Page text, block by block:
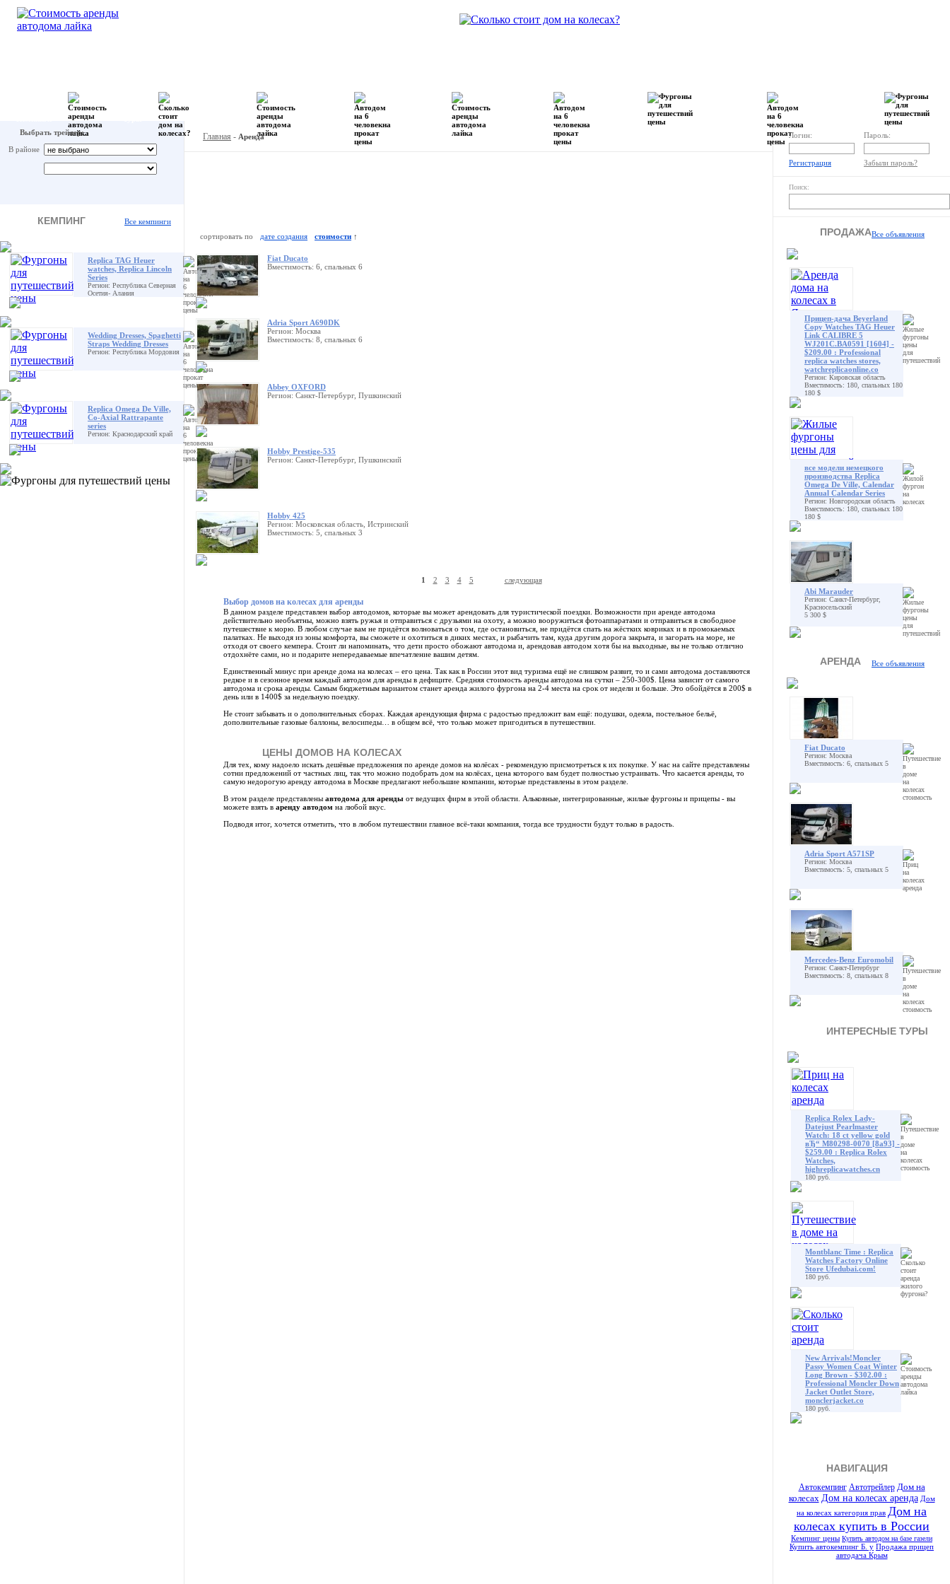
Выбрать трейлер:
В районе
КЕМПИНГ Все кемпинги
Replica TAG Heuer
watches, Replica Lincoln
Series
Регион: Республика Северная
Осетия- Алания
Wedding Dresses, Spaghetti
Straps Wedding Dresses
Регион: Республика Мордовия
Replica Omega De Ville,
Co-Axial Rattrapante
series
Регион: Краснодарский край
Главная - Аренда
сортировать по дате создания стоимости ↑
Fiat Ducato
Вместимость: 6, спальных 6
Adria Sport A690DK
Регион: Москва
Вместимость: 8, спальных 6
Abbey OXFORD
Регион: Санкт-Петербург, Пушкинский
Hobby Prestige-535
Регион: Санкт-Петербург, Пушкинский
Hobby 425
Регион: Московская область, Истринский
Вместимость: 5, спальных 3
1 2 3 4 5 следующая
Выбор домов на колесах для аренды
В данном разделе представлен выбор автодомов, которые вы может арендовать для туристической поездки. Возможности при аренде автодома
действительно необъятны, можно взять ружья и отправиться с друзьями на охоту, а можно вооружиться фотоаппаратами и отправиться в свободное
путешествие к морю. В любом случае вам не придётся волноваться о том, где остановиться, не придётся спать на жёстких ковриках и в промокаемых
палатках. Не выходя из зоны комфорта, вы сможете и охотиться в диких местах, и рыбачить там, куда другим дорога закрыта, и загорать на море, не
отходя от своего кемпера. Стоит ли напоминать, что дети просто обожают автодома и, арендовав автодом хотя бы на выходные, вы не только отлично
отдохнёте сами, но и подарите непередаваемые впечатление вашим детям.
Единственный минус при аренде дома на колесах – его цена. Так как в России этот вид туризма ещё не слишком развит, то и сами автодома доставляются
редкое и в сезонное время каждый автодом для аренды в дефиците. Средняя стоимость аренды автодома на сутки – 250-300$. Цена зависит от самого
автодома и срока аренды. Самым бюджетным вариантом станет аренда жилого фургона на 2-4 места на срок от недели и больше. Это обойдётся в 200$ в
день или в 1400$ за недельную поездку.
Не стоит забывать и о дополнительных сборах. Каждая арендующая фирма с радостью предложит вам ещё: подушки, одеяла, постельное бельё,
дополнительные газовые баллоны, велосипеды… в общем всё, что только может пригодиться в путешествии.
ЦЕНЫ ДОМОВ НА КОЛЕСАХ
Для тех, кому надоело искать дешёвые предложения по аренде домов на колёсах - рекомендую присмотреться к их покупке. У нас на сайте представлены
сотни предложений от частных лиц, так что можно подобрать дом на колёсах, цена которого вам будет полностью устраивать. Что касается аренды, то
самую недорогую аренду автодома в Москве предлагают небольшие компании, которые представлены в этом разделе.
В этом разделе представлены автодома для аренды от ведущих фирм в этой области. Альковные, интегрированные, жилые фургоны и прицепы - вы
можете взять в аренду автодом на любой вкус.
Подводя итог, хочется отметить, что в любом путешествии главное всё-таки компания, тогда все трудности будут только в радость.
Логин: Пароль:
Регистрация Забыли пароль?
Поиск:
ПРОДАЖАВсе объявления
Прицеп-дача Beyerland
Copy Watches TAG Heuer
Link CALIBRE 5
WJ201C.BA0591 [1604] -
$209.00 : Professional
replica watches stores,
watchreplicaonline.co
Регион: Кировская область
Вместимость: 180, спальных 180
180 $
все модели немецкого
производства Replica
Omega De Ville, Calendar
Annual Calendar Series
Регион: Новгородская область
Вместимость: 180, спальных 180
180 $
Abi Marauder
Регион: Санкт-Петербург,
Красносельский
5 300 $
АРЕНДА Все объявления
Fiat Ducato
Регион: Москва
Вместимость: 6, спальных 5
Adria Sport A571SP
Регион: Москва
Вместимость: 5, спальных 5
Mercedes-Benz Euromobil
Регион: Санкт-Петербург
Вместимость: 8, спальных 8
ИНТЕРЕСНЫЕ ТУРЫ
Replica Rolex Lady-
Datejust Pearlmaster
Watch: 18 ct yellow gold
вЂ“ M80298-0070 [8a93] -
$259.00 : Replica Rolex
Watches,
highreplicawatches.cn
180 руб.
Montblanc Time : Replica
Watches Factory Online
Store Ufedubai.com!
180 руб.
New Arrivals!Moncler
Passy Women Coat Winter
Long Brown - $302.00 :
Professional Moncler Down
Jacket Outlet Store,
monclerjacket.co
180 руб.
НАВИГАЦИЯ
Автокемпинг Автотрейлер Дом на
колесах Дом на колесах аренда Дом
на колесах категория прав Дом на
колесах купить в России
Кемпинг цены Купить автодом на базе газели
Купить автокемпинг Б. у Продажа прицеп
автодача Крым